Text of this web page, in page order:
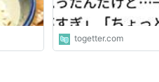
togetter.com